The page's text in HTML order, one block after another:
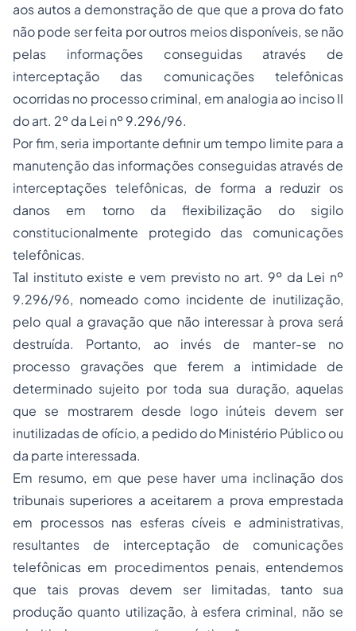
aos autos a demonstração de que que a prova do fato
não pode ser feita por outros meios disponíveis, se não
pelas informações conseguidas através de
interceptação das comunicações telefônicas
ocorridas no processo criminal, em analogia ao inciso II
do art. 2º da Lei nº 9.296/96.
Por fim, seria importante definir um tempo limite para a
manutenção das informações conseguidas através de
interceptações telefônicas, de forma a reduzir os
danos em torno da flexibilização do sigilo
constitucionalmente protegido das comunicações
telefônicas.
Tal instituto existe e vem previsto no art. 9º da Lei nº
9.296/96, nomeado como incidente de inutilização,
pelo qual a gravação que não interessar à prova será
destruída. Portanto, ao invés de manter-se no
processo gravações que ferem a intimidade de
determinado sujeito por toda sua duração, aquelas
que se mostrarem desde logo inúteis devem ser
inutilizadas de ofício, a pedido do Ministério Público ou
da parte interessada.
Em resumo, em que pese haver uma inclinação dos
tribunais superiores a aceitarem a prova emprestada
em processos nas esferas cíveis e administrativas,
resultantes de interceptação de comunicações
telefônicas em procedimentos penais, entendemos
que tais provas devem ser limitadas, tanto sua
produção quanto utilização, à esfera criminal, não se